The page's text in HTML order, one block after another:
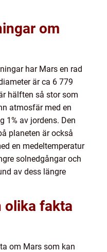
om
har Mars en rad
är ca 6 779
hälften så stor som
atmosfär med en
1% av jordens. Den
planeten är också
en medeltemperatur
solnedgångar och
av dess längre
olika fakta
om Mars som kan